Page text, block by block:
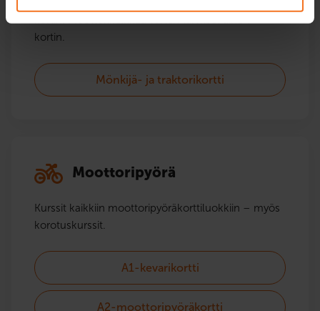
kortin. Moottorikelkkaa varten tarvitset aina T-
kortin.
Mönkijä- ja traktorikortti
Moottoripyörä
Kurssit kaikkiin moottoripyörä­korttiluokkiin – myös
korotuskurssit.
A1-kevarikortti
A2-moottoripyöräkortti